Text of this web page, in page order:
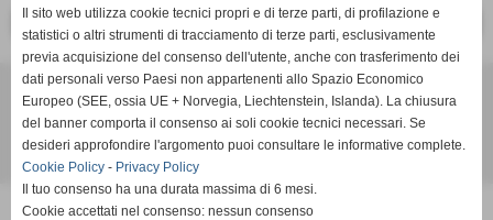
B&B da Debora
Via G. Ferrari, 18 cap. 56121 - Pisa
bebdadebora@libero.it
Il sito web utilizza cookie tecnici propri e di terze parti, di profilazione e
statistici o altri strumenti di tracciamento di terze parti, esclusivamente
previa acquisizione del consenso dell'utente, anche con trasferimento dei
dati personali verso Paesi non appartenenti allo Spazio Economico
Europeo (SEE, ossia UE + Norvegia, Liechtenstein, Islanda). La chiusura
del banner comporta il consenso ai soli cookie tecnici necessari. Se
desideri approfondire l'argomento puoi consultare le informative complete.
Cookie Policy - Privacy Policy
Il tuo consenso ha una durata massima di 6 mesi.
Cookie accettati nel consenso: nessun consenso